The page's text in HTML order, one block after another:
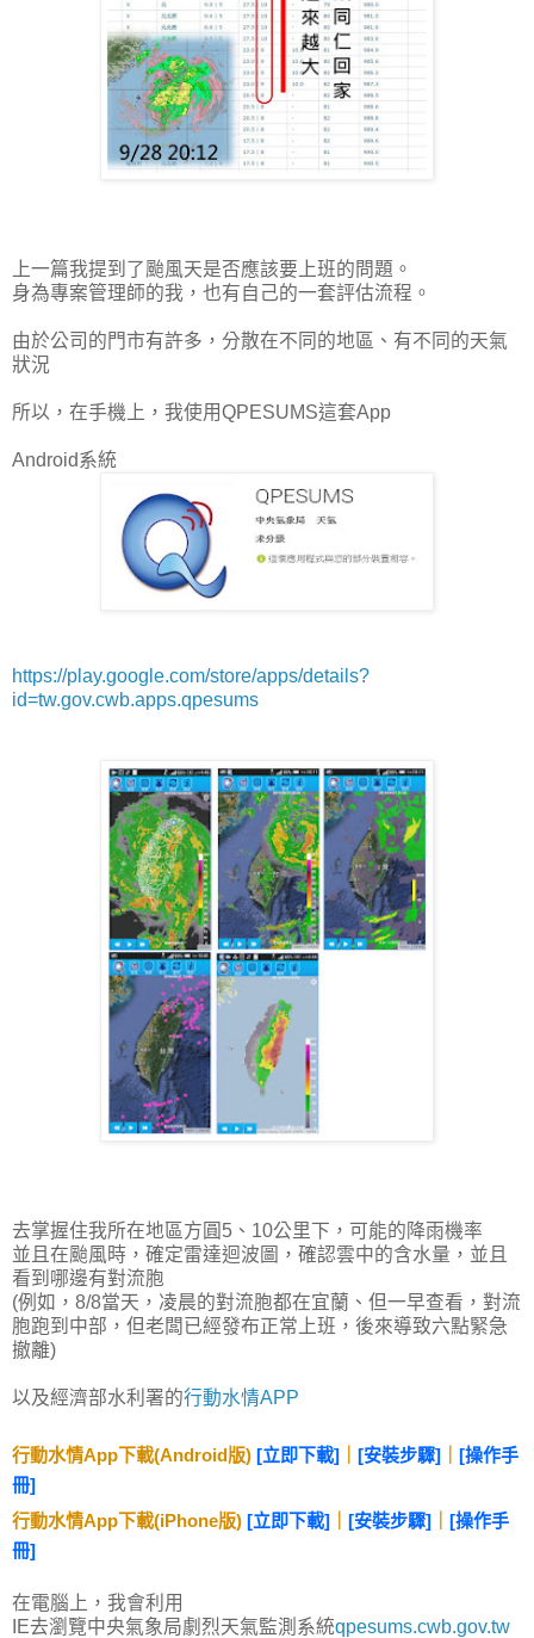
上一篇我提到了颱風天是否應該要上班的問題。
身為專案管理師的我，也有自己的一套評估流程。
由於公司的門市有許多，分散在不同的地區、有不同的天氣
狀況
所以，在手機上，我使用QPESUMS這套App
Android系統
https://play.google.com/store/apps/details?
id=tw.gov.cwb.apps.qpesums
去掌握住我所在地區方圓5、10公里下，可能的降雨機率
並且在颱風時，確定雷達迴波圖，確認雲中的含水量，並且
看到哪邊有對流胞
(例如，8/8當天，凌晨的對流胞都在宜蘭、但一早查看，對流
胞跑到中部，但老闆已經發布正常上班，後來導致六點緊急
撤離)
以及經濟部水利署的行動水情APP
行動水情App下載(Android版) [立即下載] [安裝步驟]
[操作手
冊]
行動水情App下載(iPhone版) [立即下載] [安裝步驟]
[操作手
冊]
在電腦上，我會利用
IE去瀏覽中央氣象局劇烈天氣監測系統qpesums.cwb.gov.tw